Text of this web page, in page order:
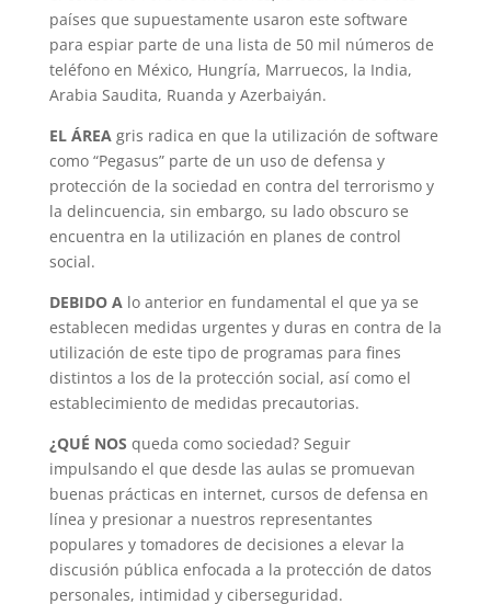
países que supuestamente usaron este software
para espiar parte de una lista de 50 mil números de
teléfono en México, Hungría, Marruecos, la India,
Arabia Saudita, Ruanda y Azerbaiyán.
EL ÁREAgris radica en que la utilización de software
como “Pegasus” parte de un uso de defensa y
protección de la sociedad en contra del terrorismo y
la delincuencia, sin embargo, su lado obscuro se
encuentra en la utilización en planes de control
social.
DEBIDO Alo anterior en fundamental el que ya se
establecen medidas urgentes y duras en contra de la
utilización de este tipo de programas para fines
distintos a los de la protección social, así como el
establecimiento de medidas precautorias.
¿QUÉ NOS queda como sociedad? Seguir
impulsando el que desde las aulas se promuevan
buenas prácticas en internet, cursos de defensa en
línea y presionar a nuestros representantes
populares y tomadores de decisiones a elevar la
discusión pública enfocada a la protección de datos
personales, intimidad y ciberseguridad.